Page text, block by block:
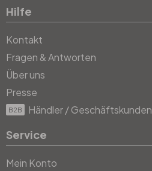
Hilfe
Kontakt
Fragen & Antworten
Über uns
Presse
B2B Händler / Geschäftskunden
Service
Mein Konto